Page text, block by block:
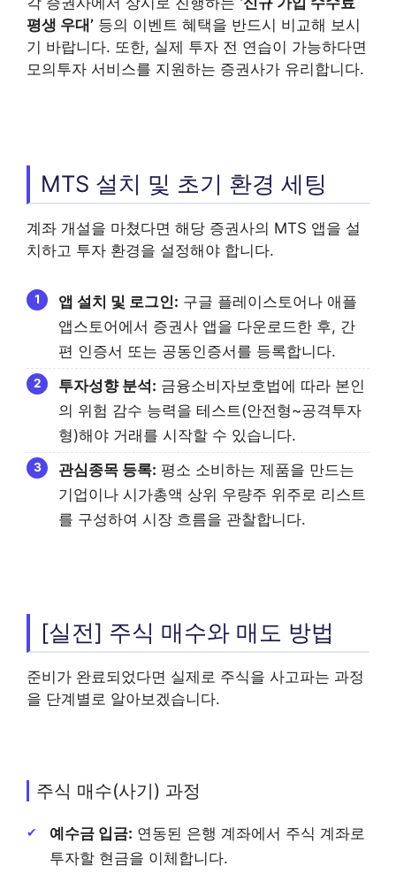
평생 우대’ 등의 이벤트 혜택을 반드시 비교해 보시
기 바랍니다. 또한, 실제 투자 전 연습이 가능하다면
모의투자 서비스를 지원하는 증권사가 유리합니다.
MTS 설치 및 초기 환경 세팅
계좌 개설을 마쳤다면 해당 증권사의 MTS 앱을 설
치하고 투자 환경을 설정해야 합니다.
앱 설치 및 로그인: 구글 플레이스토어나 애플
앱스토어에서 증권사 앱을 다운로드한 후, 간
편 인증서 또는 공동인증서를 등록합니다.
투자성향 분석: 금융소비자보호법에 따라 본인
의 위험 감수 능력을 테스트(안전형~공격투자
형)해야 거래를 시작할 수 있습니다.
관심종목 등록: 평소 소비하는 제품을 만드는
기업이나 시가총액 상위 우량주 위주로 리스트
를 구성하여 시장 흐름을 관찰합니다.
[실전] 주식 매수와 매도 방법
준비가 완료되었다면 실제로 주식을 사고파는 과정
을 단계별로 알아보겠습니다.
주식 매수(사기) 과정
예수금 입금: 연동된 은행 계좌에서 주식 계좌로
투자할 현금을 이체합니다.